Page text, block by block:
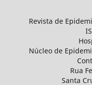
Revista de
Núcleo de
Rua
Santa